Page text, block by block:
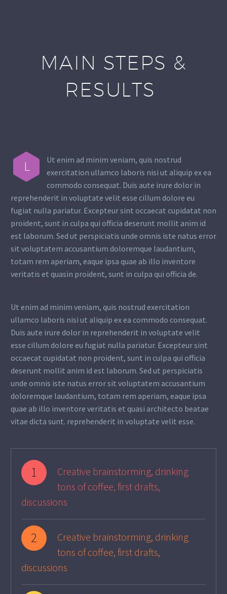
MAIN STEPS &
RESULTS
L
Ut enim ad minim veniam, quis nostrud
exercitation ullamco laboris nisi ut aliquip ex ea
commodo consequat. Duis aute irure dolor in
reprehenderit in voluptate velit esse cillum dolore eu
fugiat nulla pariatur. Excepteur sint occaecat cupidatat non
proident, sunt in culpa qui officia deserunt mollit anim id
est laborum. Sed ut perspiciatis unde omnis iste natus error
sit voluptatem accusantium doloremque laudantium,
totam rem aperiam, eaque ipsa quae ab illo inventore
veritatis et quasin proident, sunt in culpa qui officia de.
Ut enim ad minim veniam, quis nostrud exercitation
ullamco laboris nisi ut aliquip ex ea commodo consequat.
Duis aute irure dolor in reprehenderit in voluptate velit
esse cillum dolore eu fugiat nulla pariatur. Excepteur sint
occaecat cupidatat non proident, sunt in culpa qui officia
deserunt mollit anim id est laborum. Sed ut perspiciatis
unde omnis iste natus error sit voluptatem accusantium
doloremque laudantium, totam rem aperiam, eaque ipsa
quae ab illo inventore veritatis et quasi architecto beatae
vitae dicta sunt. reprehenderit in voluptate velit esse.
1
Creative brainstorming, drinking
tons of coffee, first drafts,
discussions
2
Creative brainstorming, drinking
tons of coffee, first drafts,
discussions